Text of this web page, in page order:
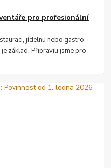
pro profesionální
jídelnu nebo gastro
základ. Připravili jsme pro